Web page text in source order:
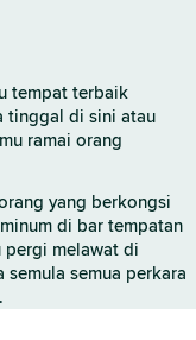
tempat terbaik
tinggal di sini atau
ramai orang
yang berkongsi
di bar tempatan
melawat di
semua perkara